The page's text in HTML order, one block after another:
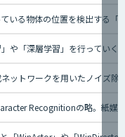
いる物体の位置を検出する「
」や「深層学習」を行ってい
ットワークを用いたノイズ除
Recognitionの略。紙媒